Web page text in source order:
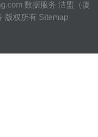
数据服务 洁盟（厦
版权所有 Sitemap